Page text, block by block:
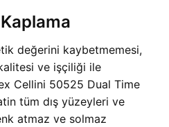
değerini kaybetmemesi,
ve işçiliği ile
Cellini 50525 Dual Time
tüm dış yüzeyleri ve
atmaz ve solmaz